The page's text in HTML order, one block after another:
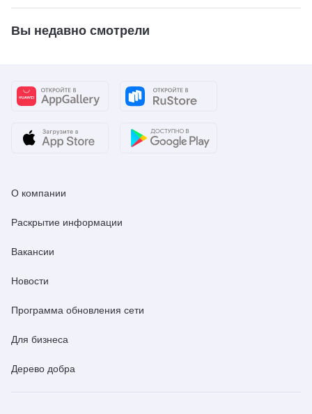
Вы недавно смотрели
О компании
Раскрытие информации
Вакансии
Новости
Программа обновления сети
Для бизнеса
Дерево добра